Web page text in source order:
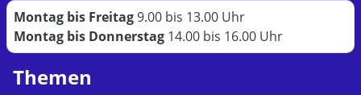
Montag bis Freitag9.00 bis 13.00 Uhr
Montag bis Donnerstag 14.00 bis 16.00 Uhr
Themen